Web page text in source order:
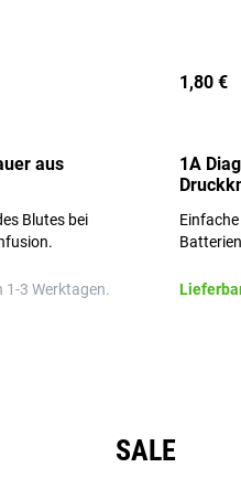
aus
Blutes bei
1-3 Werktagen.
1,80 €
1A
SALE